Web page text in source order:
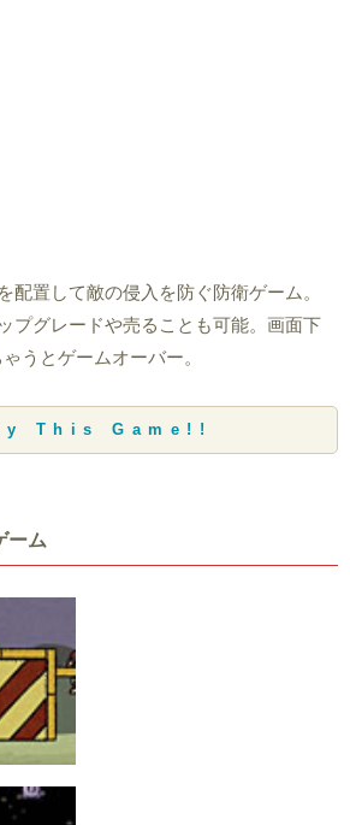
配置して敵の侵入を防ぐ防衛ゲーム。
プグレードや売ることも可能。画面下
うとゲームオーバー。
This Game!!
ーム